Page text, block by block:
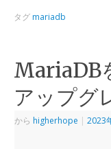
タグ mariadb
MariaDB
アップグ
から higherhope | 2023